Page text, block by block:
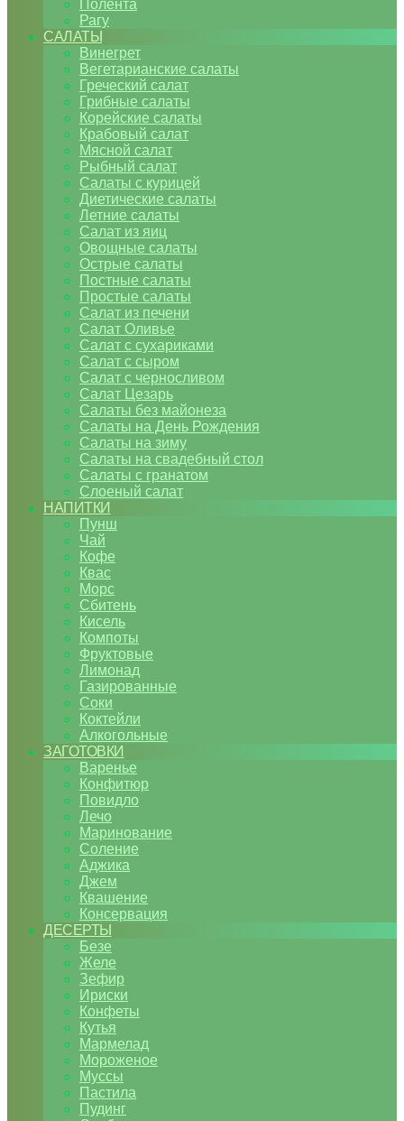
Полента
Рагу
САЛАТЫ
Винегрет
Вегетарианские салаты
Греческий салат
Грибные салаты
Корейские салаты
Крабовый салат
Мясной салат
Рыбный салат
Салаты с курицей
Диетические салаты
Летние салаты
Салат из яиц
Овощные салаты
Острые салаты
Постные салаты
Простые салаты
Салат из печени
Салат Оливье
Салат с сухариками
Салат с сыром
Салат с черносливом
Салат Цезарь
Салаты без майонеза
Салаты на День Рождения
Салаты на зиму
Салаты на свадебный стол
Салаты с гранатом
Слоеный салат
НАПИТКИ
Пунш
Чай
Кофе
Квас
Морс
Сбитень
Кисель
Компоты
Фруктовые
Лимонад
Газированные
Соки
Коктейли
Алкогольные
ЗАГОТОВКИ
Варенье
Конфитюр
Повидло
Лечо
Маринование
Соление
Аджика
Джем
Квашение
Консервация
ДЕСЕРТЫ
Безе
Желе
Зефир
Ириски
Конфеты
Кутья
Мармелад
Мороженое
Муссы
Пастила
Пудинг